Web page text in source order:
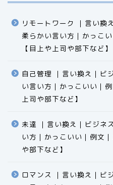
リモートワーク ｜言い換
柔らかい言い方｜かっこ
【目上や上司や部下など】​​​​​​​​​​​​​​​​
自己管理 ｜言い換え｜ビ
い言い方｜かっこいい｜
上司や部下など】​​​​​​​​​​​​​​​​
未達 ｜言い換え｜ビジネ
い方｜かっこいい｜例文
や部下など】​​​​​​​​​​​​​​​​
ロマンス ｜言い換え｜ビ